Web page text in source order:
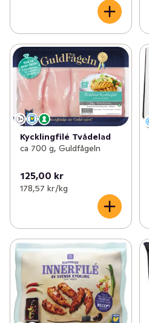
Kycklingfilé Tvådelad
ca 700 g, Guldfågeln
125,00 kr
178,57 kr /kg